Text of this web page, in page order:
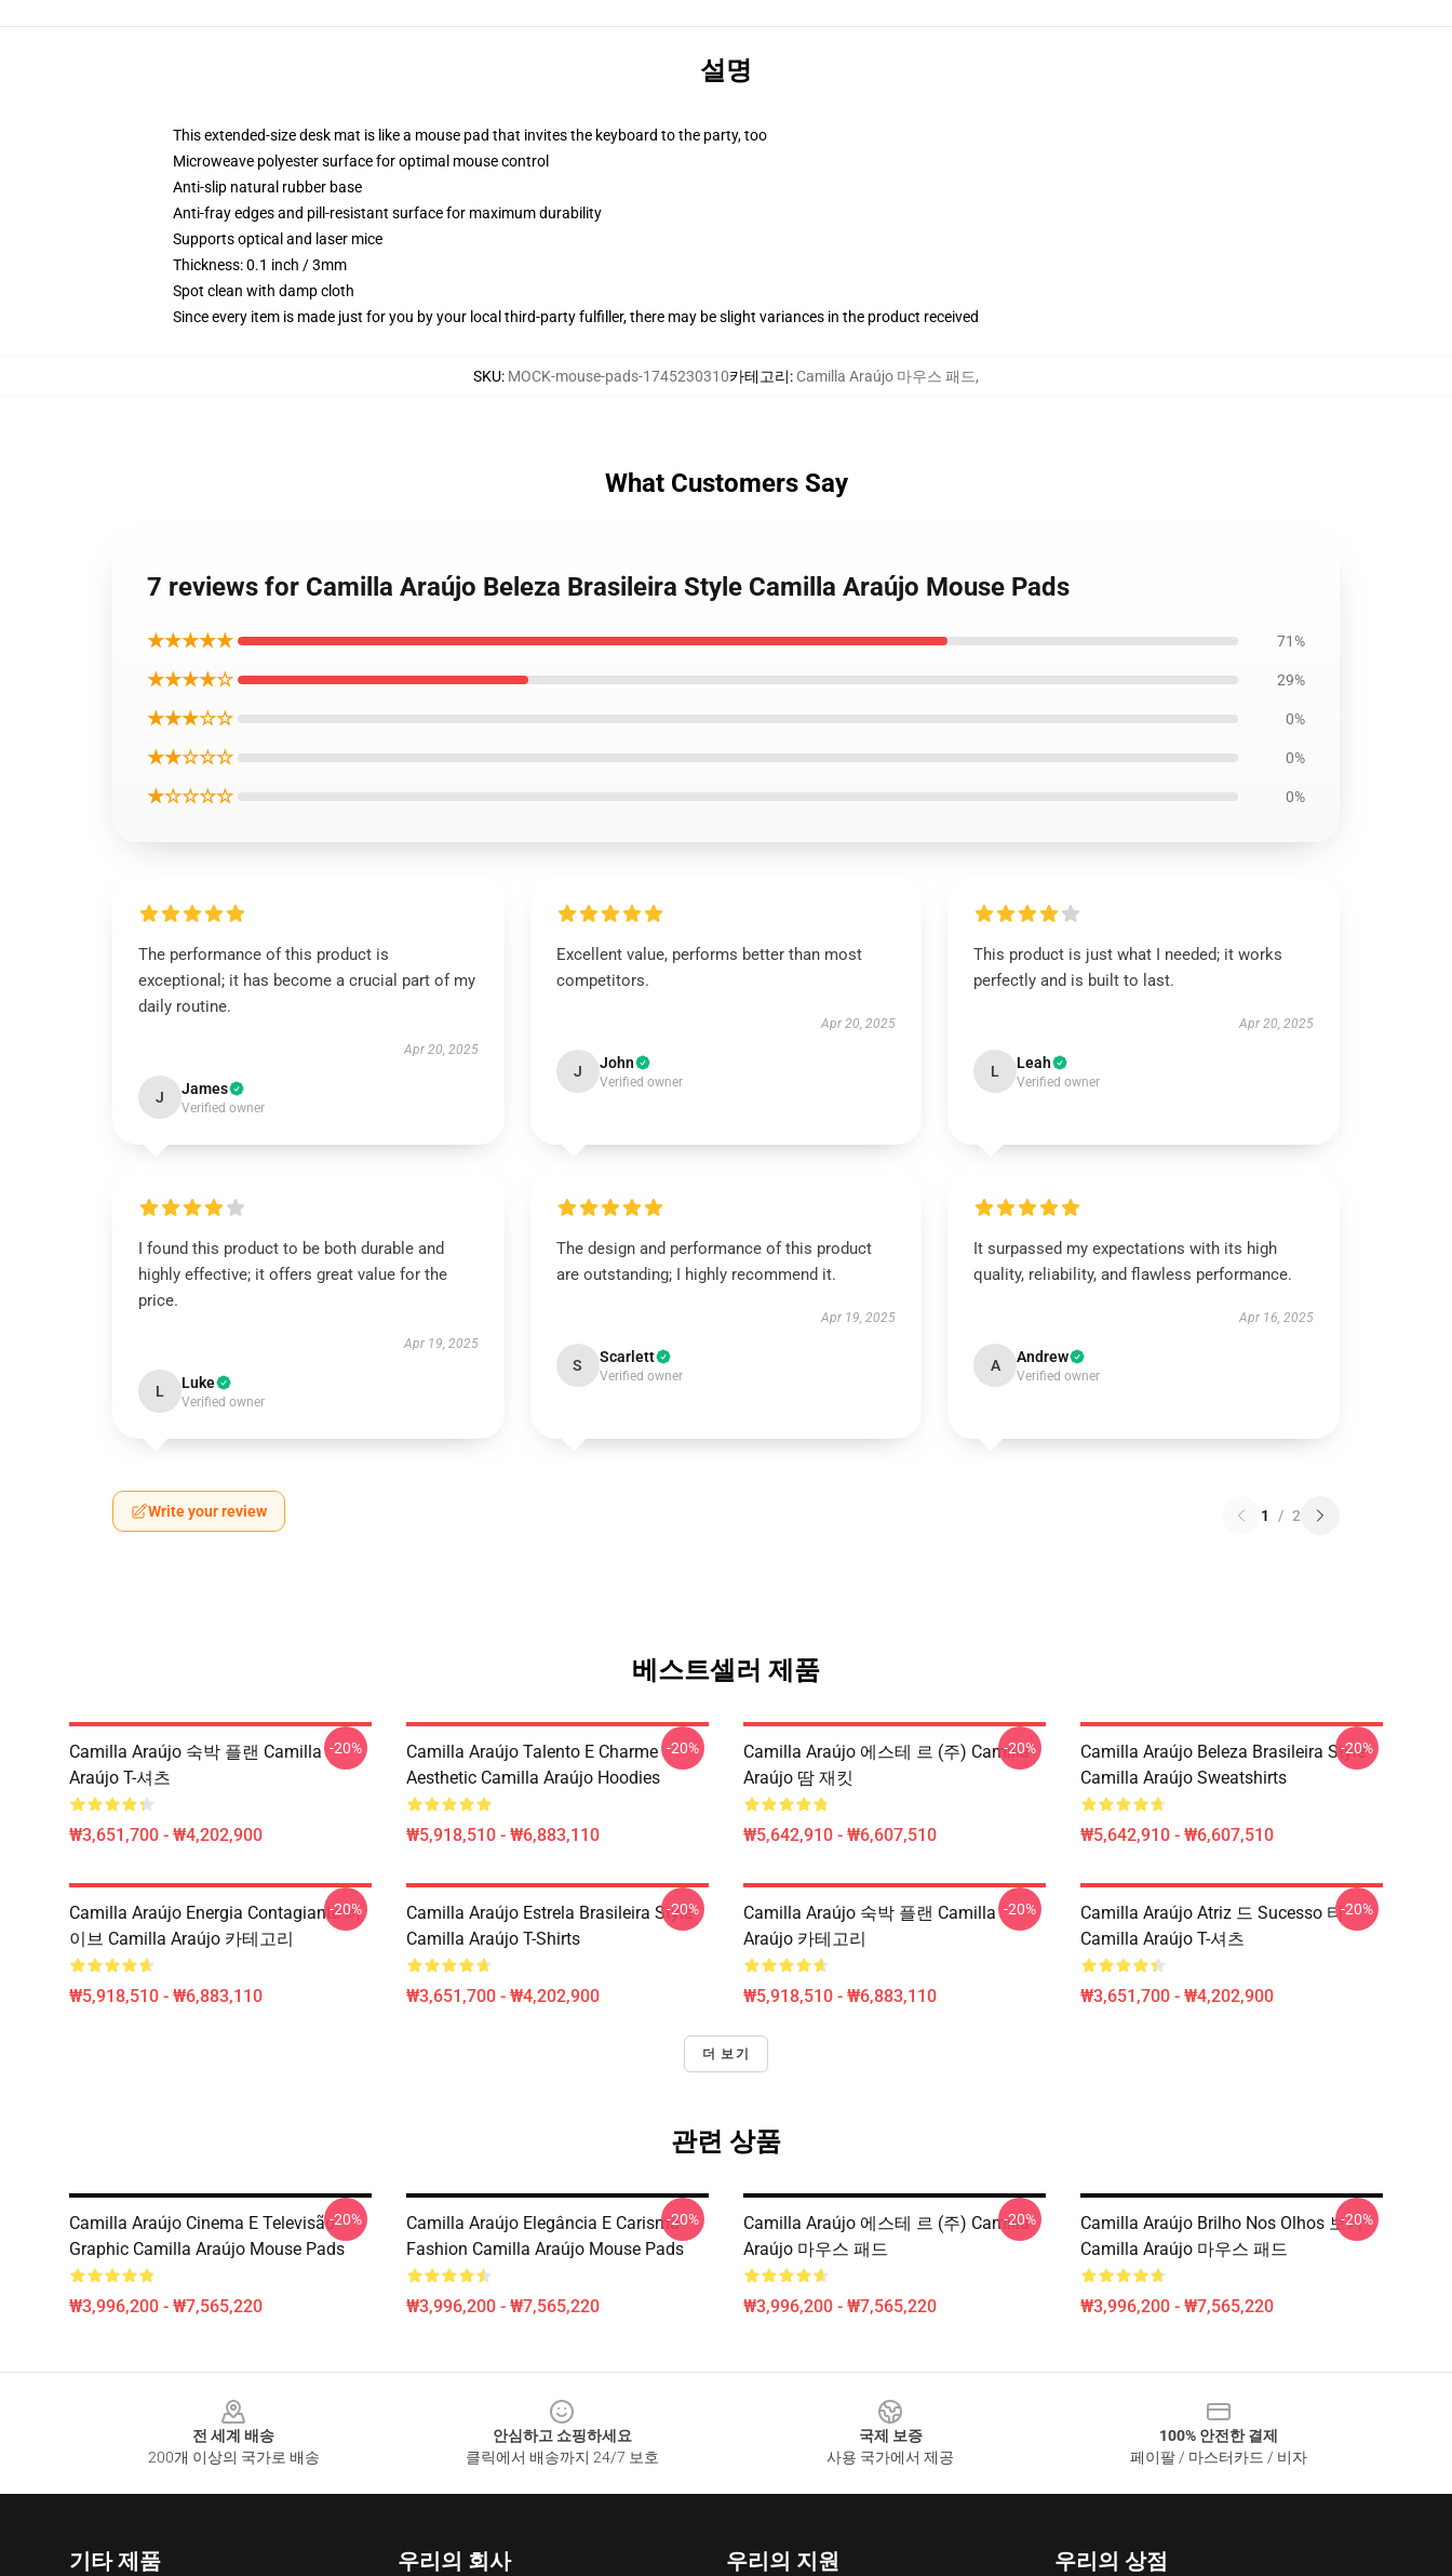
설명
This extended-size desk mat is like a mouse pad that invites the keyboard to the party, too
Microweave polyester surface for optimal mouse control
Anti-slip natural rubber base
Anti-fray edges and pill-resistant surface for maximum durability
Supports optical and laser mice
Thickness: 0.1 inch / 3mm
Spot clean with damp cloth
Since every item is made just for you by your local third-party fulfiller, there may be slight variances in the product received
SKU: MOCK-mouse-pads-1745230310카테고리: Camilla Araújo 마우스 패드,
What Customers Say
7 reviews for Camilla Araújo Beleza Brasileira Style Camilla Araújo Mouse Pads
★★★★★ 71%
★★★★☆ 29%
★★★☆☆ 0%
★★☆☆☆ 0%
★☆☆☆☆ 0%
The performance of this product is
exceptional; it has become a crucial part of my
daily routine.
Apr 20, 2025
J James
Verified owner
Excellent value, performs better than most
competitors.
Apr 20, 2025
J John
Verified owner
This product is just what I needed; it works
perfectly and is built to last.
Apr 20, 2025
L Leah
Verified owner
I found this product to be both durable and
highly effective; it offers great value for the
price.
Apr 19, 2025
L Luke
Verified owner
The design and performance of this product
are outstanding; I highly recommend it.
Apr 19, 2025
S Scarlett
Verified owner
It surpassed my expectations with its high
quality, reliability, and flawless performance.
Apr 16, 2025
A Andrew
Verified owner
Write your review 1 / 2
베스트셀러 제품
Camilla Araújo 숙박 플랜 Camilla
Araújo T-셔츠
₩3,651,700 - ₩4,202,900
-20%
Camilla Araújo Talento E Charme
Aesthetic Camilla Araújo Hoodies
₩5,918,510 - ₩6,883,110
-20%
Camilla Araújo 에스테 르 (주) Camilla
Araújo 땀 재킷
₩5,642,910 - ₩6,607,510
-20%
Camilla Araújo Beleza Brasileira Style
Camilla Araújo Sweatshirts
₩5,642,910 - ₩6,607,510
-20%
Camilla Araújo Energia Contagiante 바
이브 Camilla Araújo 카테고리
₩5,918,510 - ₩6,883,110
-20%
Camilla Araújo Estrela Brasileira Style
Camilla Araújo T-Shirts
₩3,651,700 - ₩4,202,900
-20%
Camilla Araújo 숙박 플랜 Camilla
Araújo 카테고리
₩5,918,510 - ₩6,883,110
-20%
Camilla Araújo Atriz 드 Sucesso 티
Camilla Araújo T-셔츠
₩3,651,700 - ₩4,202,900
-20%
더 보기
관련 상품
Camilla Araújo Cinema E Televisão
Graphic Camilla Araújo Mouse Pads
₩3,996,200 - ₩7,565,220
-20%
Camilla Araújo Elegância E Carisma
Fashion Camilla Araújo Mouse Pads
₩3,996,200 - ₩7,565,220
-20%
Camilla Araújo 에스테 르 (주) Camilla
Araújo 마우스 패드
₩3,996,200 - ₩7,565,220
-20%
Camilla Araújo Brilho Nos Olhos 보기
Camilla Araújo 마우스 패드
₩3,996,200 - ₩7,565,220
-20%
전 세계 배송
200개 이상의 국가로 배송
안심하고 쇼핑하세요
클릭에서 배송까지 24/7 보호
국제 보증
사용 국가에서 제공
100% 안전한 결제
페이팔 / 마스터카드 / 비자
기타 제품 우리의 회사 우리의 지원 우리의 상점